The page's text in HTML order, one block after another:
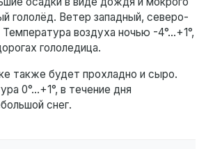
гололёд. Ветер западный, северо-
воздуха ночью -4°…+1°,
гололедица.
также будет прохладно и сыро.
0°…+1°, в течение дня
снег.